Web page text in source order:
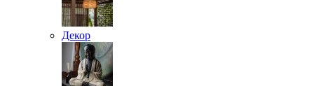
Декор